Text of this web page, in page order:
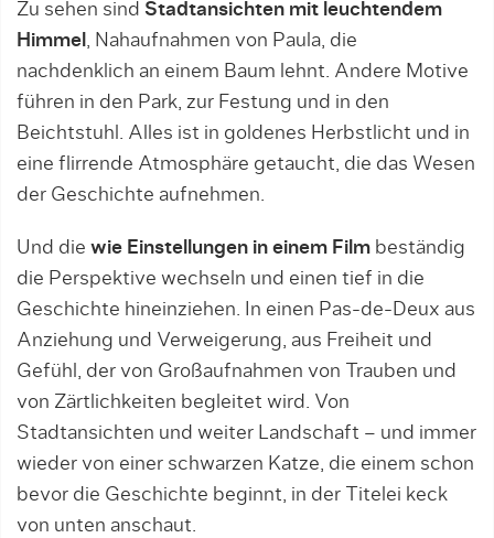
Zu sehen sind Stadtansichten mit leuchtendem
Himmel , Nahaufnahmen von Paula, die
nachdenklich an einem Baum lehnt. Andere Motive
führen in den Park, zur Festung und in den
Beichtstuhl. Alles ist in goldenes Herbstlicht und in
eine flirrende Atmosphäre getaucht, die das Wesen
der Geschichte aufnehmen.
Und die wie Einstellungen in einem Film beständig
die Perspektive wechseln und einen tief in die
Geschichte hineinziehen. In einen Pas-de-Deux aus
Anziehung und Verweigerung, aus Freiheit und
Gefühl, der von Großaufnahmen von Trauben und
von Zärtlichkeiten begleitet wird. Von
Stadtansichten und weiter Landschaft – und immer
wieder von einer schwarzen Katze, die einem schon
bevor die Geschichte beginnt, in der Titelei keck
von unten anschaut.